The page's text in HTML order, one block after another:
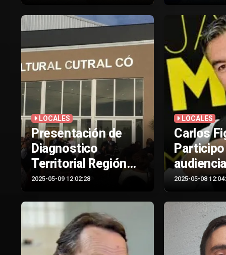
LOCALES
Presentación de
Diagnostico
Territorial Región
Comarca Petrolera
2025-05-09 12:02:28
LOCALES
Carlos
el
2025-05-08